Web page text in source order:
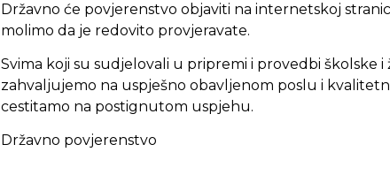
Državno će povjerenstvo objaviti na internetskoj
molimo da je redovito provjeravate.
Svima koji su sudjelovali u pripremi i provedbi školske
zahvaljujemo na uspješno obavljenom poslu i
cestitamo na postignutom uspjehu.
Državno povjerenstvo